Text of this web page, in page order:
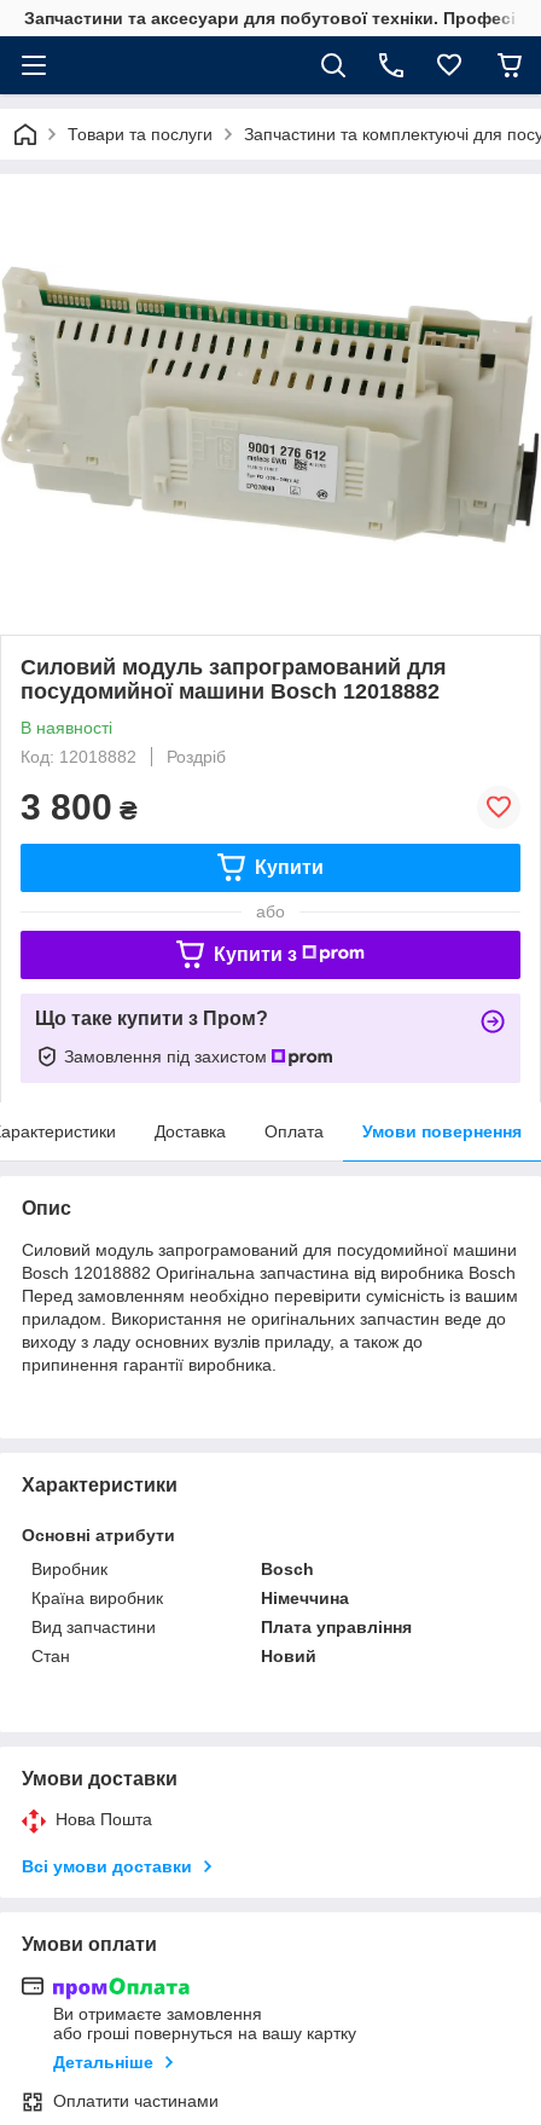
Запчастини та аксесуари для побутової техніки.
Товари та послуги Запчастини та комплектуючі для
Силовий модуль запрограмований для
посудомийної машини Bosch 12018882
В наявності
Код: 12018882
Роздріб
3 800 ₴
Купити
або
Купити з
Що таке купити з Пром?
Замовлення під захистом
Доставка Оплата Умови повернення
Опис
Силовий модуль запрограмований для посудомийної машини
Bosch 12018882 Оригінальна запчастина від виробника Bosch
Перед замовленням необхідно перевірити сумісність із вашим
приладом. Використання не оригінальних запчастин веде до
виходу з ладу основних вузлів приладу, а також до
припинення гарантії виробника.
Характеристики
Основні атрибути
Виробник
Bosch
Країна виробник
Німеччина
Вид запчастини
Плата управління
Стан
Новий
Умови доставки
Нова Пошта
Всі умови доставки
Умови оплати
Ви отримаєте замовлення
або гроші повернуться на вашу картку
Детальніше
Оплатити частинами